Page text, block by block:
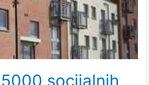
socijalnih